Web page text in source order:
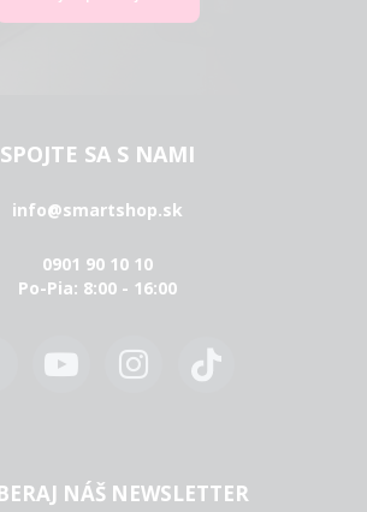
SPOJTE SA S NAMI
info@smartshop.sk
0901 90 10 10
Po-Pia: 8:00 - 16:00
NÁŠ NEWSLETTER